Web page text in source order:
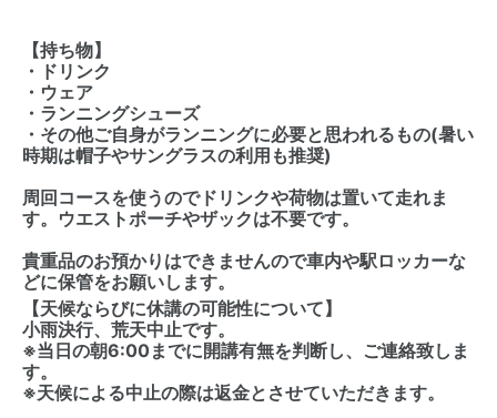
【持ち物】
・ドリンク
・ウェア
・ランニングシューズ
・その他ご自身がランニングに必要と思われるもの(暑い
時期は帽子やサングラスの利用も推奨)
周回コースを使うのでドリンクや荷物は置いて走れま
す。ウエストポーチやザックは不要です。
貴重品のお預かりはできませんので車内や駅ロッカーな
どに保管をお願いします。
【天候ならびに休講の可能性について】
小雨決行、荒天中止です。
※当日の朝6:00までに開講有無を判断し、ご連絡致しま
す。
※天候による中止の際は返金とさせていただきます。